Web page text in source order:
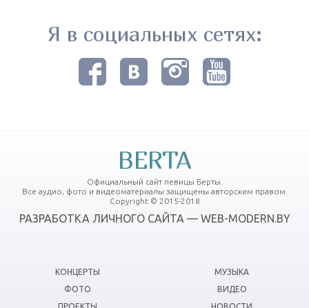
Я в социальных сетях:
BERTA
Официальный сайт певицы Берты.
Все аудио, фото и видеоматериалы защищены авторским правом.
Copyright © 2015-2018
РАЗРАБОТКА ЛИЧНОГО САЙТА — WEB-MODERN.BY
КОНЦЕРТЫ
ФОТО
МУЗЫКА
ВИДЕО